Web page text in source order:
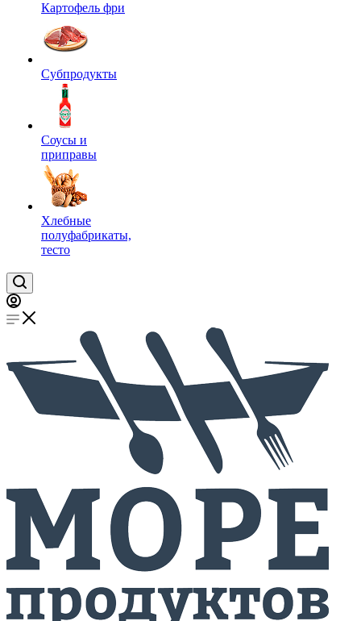
Картофель фри
Субпродукты
Соусы и
приправы
Хлебные
полуфабрикаты,
тесто